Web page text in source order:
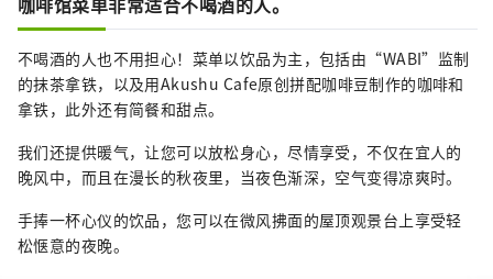
不喝酒的人也不用担心！菜单以饮品为主，包括由“WABI”监制
的抹茶拿铁，以及用Akushu Cafe原创拼配咖啡豆制作的咖啡和
拿铁，此外还有简餐和甜点。
我们还提供暖气，让您可以放松身心，尽情享受，不仅在宜人的
晚风中，而且在漫长的秋夜里，当夜色渐深，空气变得凉爽时。
手捧一杯心仪的饮品，您可以在微风拂面的屋顶观景台上享受轻
松惬意的夜晚。